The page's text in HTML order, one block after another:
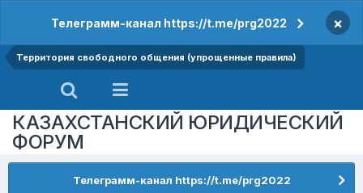
Телеграмм-канал https://t.me/prg2022 ×
Территория свободного общения (упрощенные правила)
КАЗАХСТАНСКИЙ ЮРИДИЧЕСКИЙ
ФОРУМ
Телеграмм-канал https://t.me/prg2022